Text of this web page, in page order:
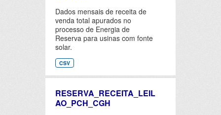
Dados mensais de receita de
venda total apurados no
processo de Energia de
Reserva para usinas com fonte
solar.
CSV
RESERVA_RECEITA_LEIL
AO_PCH_CGH